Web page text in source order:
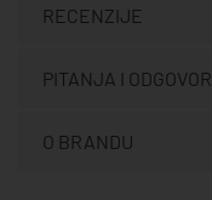
RECENZIJE
PITANJA I ODGOVORI
O BRANDU